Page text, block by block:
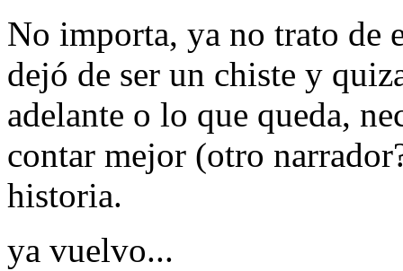
No importa, ya no trato de
dejó de ser un chiste y
adelante o lo que queda,
contar mejor (otro
historia.
ya vuelvo...